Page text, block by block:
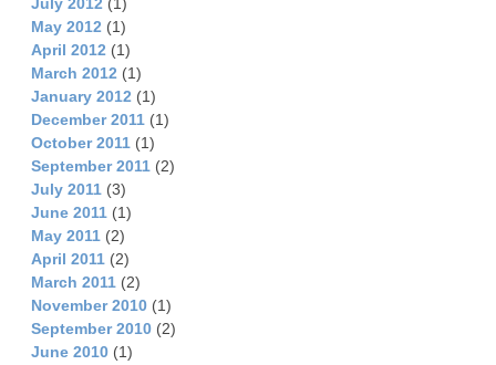
May 2012 (1)
April 2012 (1)
March 2012 (1)
January 2012 (1)
December 2011 (1)
October 2011 (1)
September 2011 (2)
July 2011 (3)
June 2011 (1)
May 2011 (2)
April 2011 (2)
March 2011 (2)
November 2010 (1)
September 2010 (2)
June 2010 (1)